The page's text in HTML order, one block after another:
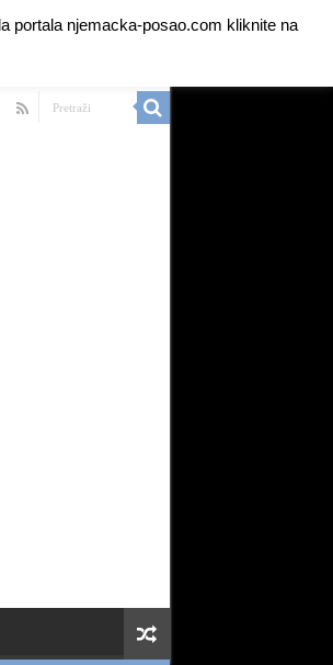
portala njemacka-posao.com kliknite na